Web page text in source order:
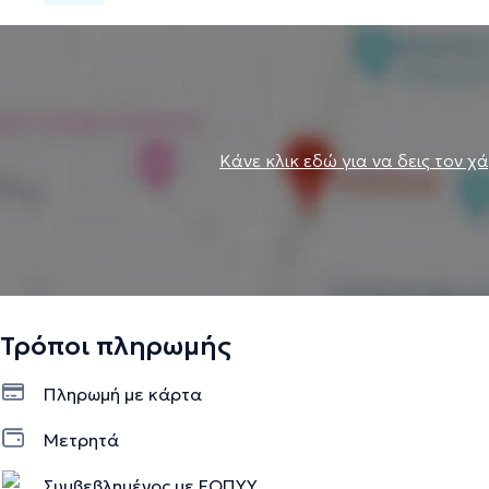
Κάνε κλικ εδώ για να δεις τον
Τρόποι πληρωμής
Πληρωμή με κάρτα
Μετρητά